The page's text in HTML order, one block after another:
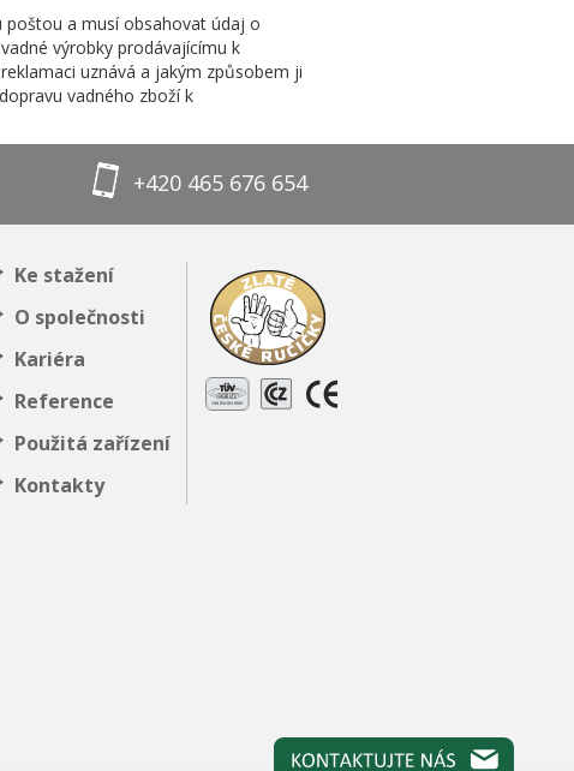
a musí obsahovat údaj o
výrobky prodávajícímu k
uznává a jakým způsobem ji
vadného zboží k
+420 465 676 654
Ke stažení
O společnosti
Kariéra
Reference
Použitá zařízení
Kontakty